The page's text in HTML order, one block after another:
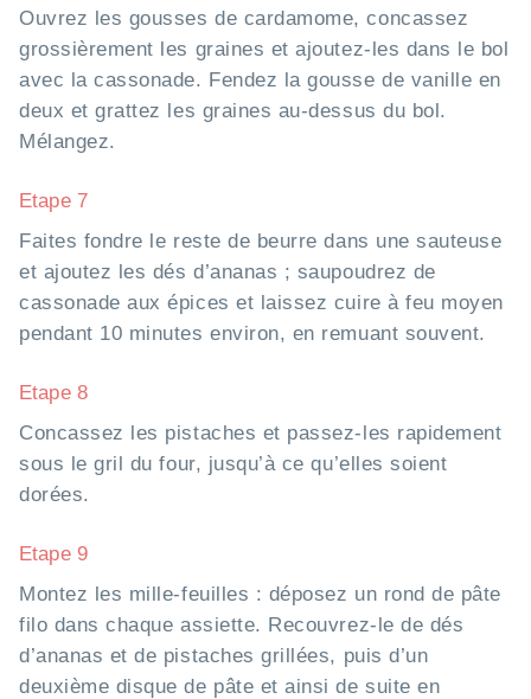
Ouvrez les gousses de cardamome, concassez
grossièrement les graines et ajoutez-les dans le bol
avec la cassonade. Fendez la gousse de vanille en
deux et grattez les graines au-dessus du bol.
Mélangez.
Etape 7
Faites fondre le reste de beurre dans une sauteuse
et ajoutez les dés d’ananas ; saupoudrez de
cassonade aux épices et laissez cuire à feu moyen
pendant 10 minutes environ, en remuant souvent.
Etape 8
Concassez les pistaches et passez-les rapidement
sous le gril du four, jusqu’à ce qu’elles soient
dorées.
Etape 9
Montez les mille-feuilles : déposez un rond de pâte
filo dans chaque assiette. Recouvrez-le de dés
d’ananas et de pistaches grillées, puis d’un
deuxième disque de pâte et ainsi de suite en